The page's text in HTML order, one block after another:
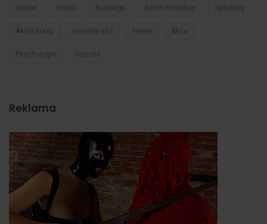
Shibari Fetish Bondage bdsm horoskop Spanking
Akční srazy sociální sítě Teorie Akce
Psychologie Historie
Reklama